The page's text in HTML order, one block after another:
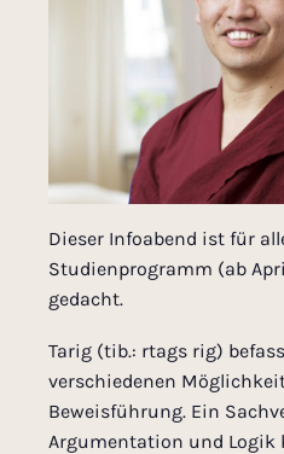
Dieser Infoabend ist für
Studienprogramm (ab
gedacht.
Tarig (tib.: rtags rig)
verschiedenen
Beweisführung. Ein
Argumentation und Logik